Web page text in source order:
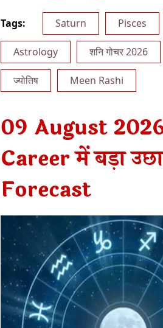
Tags: Saturn Pisces
Astrology शनि गोचर 2026
ज्योतिष Meen Rashi
09 August
Career में बड़ा
Forecast